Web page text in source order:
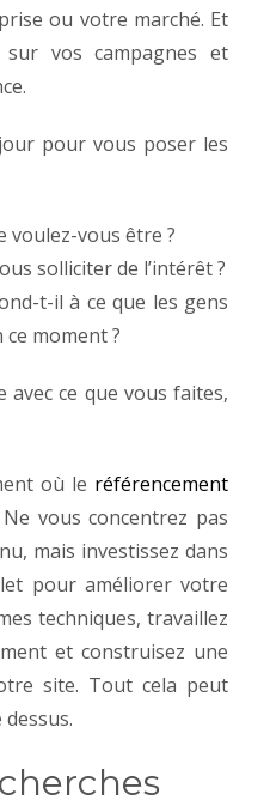
ou votre marché. Et
vos campagnes et
pour vous poser les
voulez-vous être ?
solliciter de l’intérêt ?
t-il à ce que les gens
moment ?
avec ce que vous faites,
où le référencement
vous concentrez pas
mais investissez dans
pour améliorer votre
techniques, travaillez
et construisez une
site. Tout cela peut